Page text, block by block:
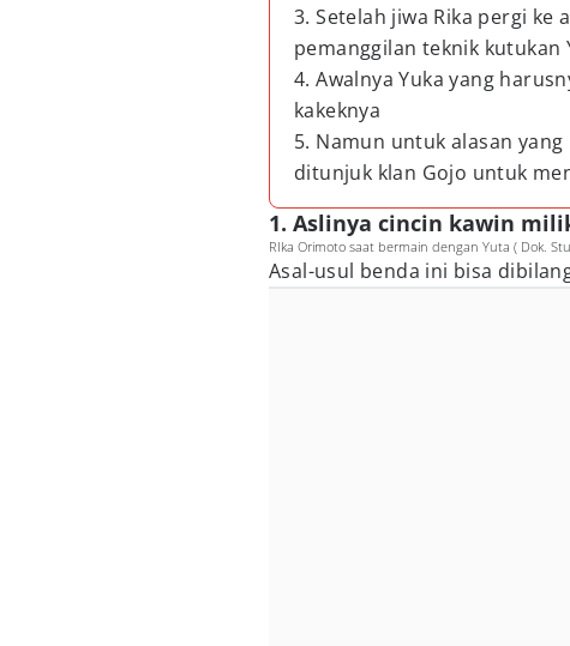
3. Setelah jiwa Rika pergi
pemanggilan teknik kutukan
4. Awalnya Yuka yang
kakeknya
5. Namun untuk alasan
ditunjuk klan Gojo untuk
1. Aslinya cincin kawin
RIka Orimoto saat bermain dengan Yuta ( Dok.
Asal-usul benda ini bisa